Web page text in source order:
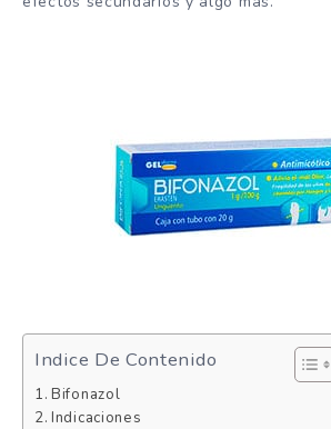
Indice De Contenido
Bifonazol
Indicaciones